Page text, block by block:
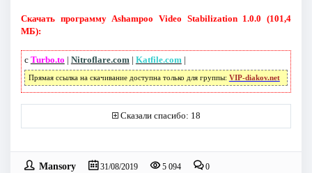
Скачать программу Ashampoo Video Stabilization 1.0.0 (101,4
МБ):
с Turbo.to | Nitroflare.com | Katfile.com |
Прямая ссылка на скачивание доступна только для группы: VIP-diakov.net
Сказали спасибо: 18
Mansory 31/08/2019 5 094 0